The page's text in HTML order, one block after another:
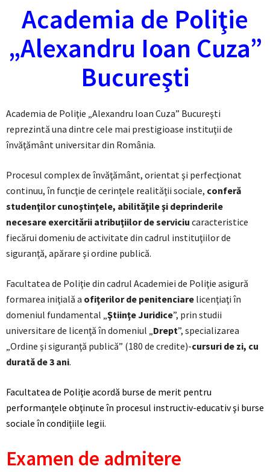
Academia de Poliţie
„Alexandru Ioan Cuza”
Bucureşti
Academia de Poliţie „Alexandru Ioan Cuza” Bucureşti
reprezintă una dintre cele mai prestigioase instituţii de
învăţământ universitar din România.
Procesul complex de învăţământ, orientat şi perfecţionat
continuu, în funcţie de cerinţele realităţii sociale, conferă
studenţilor cunoştinţele, abilităţile şi deprinderile
necesare exercitării atribuţiilor de serviciu caracteristice
fiecărui domeniu de activitate din cadrul instituţiilor de
siguranţă, apărare şi ordine publică.
Facultatea de Poliţie din cadrul Academiei de Poliţie asigură
formarea iniţială a ofiţerilor de penitenciare licenţiaţi în
domeniul fundamental „Ştiinţe Juridice”, prin studii
universitare de licenţă în domeniul „Drept”, specializarea
„Ordine şi siguranţă publică” (180 de credite)-cursuri de zi, cu
durată de 3 ani.
Facultatea de Poliţie acordă burse de merit pentru
performanţele obţinute în procesul instructiv-educativ şi burse
sociale în condiţiile legii.
Examen de admitere